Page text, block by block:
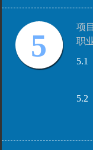
5
项
职
5.1
5.2